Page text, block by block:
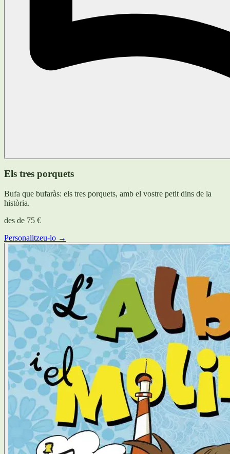
Els tres porquets
Bufa que bufaràs: els tres porquets, amb el vostre petit dins de la
història.
des de 75 €
Personalitzeu-lo →